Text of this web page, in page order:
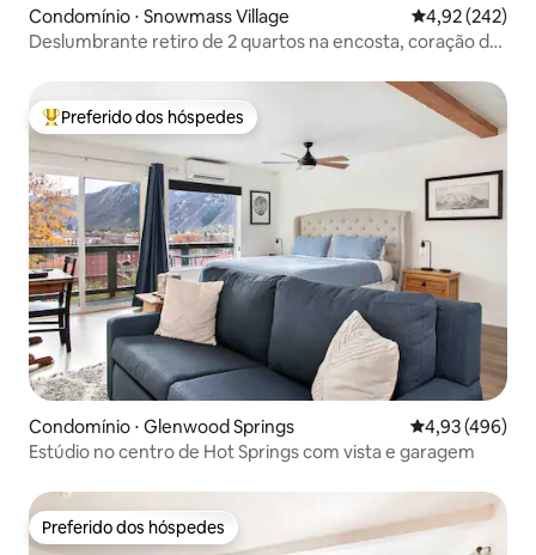
Condomínio ⋅ Snowmass Village 4,92 de uma
4,92 (242)
Deslumbrante retiro de 2 quartos na encosta, coração de
Entre os melhores preferidos dos hóspedes
Preferido dos hóspedes
Condomínio ⋅ Glenwood Springs 4,93 de uma
4,93 (496)
Estúdio no centro de Hot Springs com vista e garagem
Preferido dos hóspedes
Preferido dos hóspedes